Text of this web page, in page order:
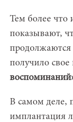
Тем более что
показывают,
получило свое
В самом деле,
имплантация